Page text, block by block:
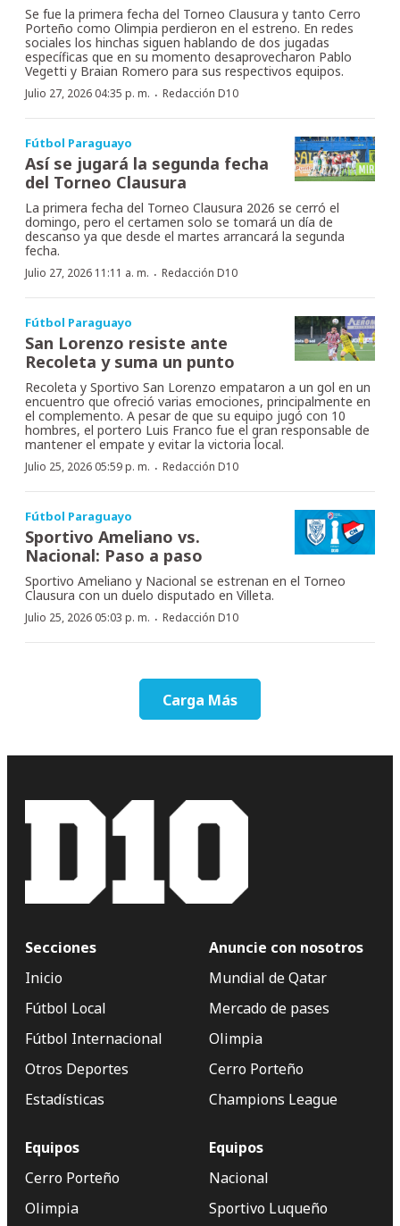
Se fue la primera fecha del Torneo Clausura y tanto Cerro
Porteño como Olimpia perdieron en el estreno. En redes
sociales los hinchas siguen hablando de dos jugadas
específicas que en su momento desaprovecharon Pablo
Vegetti y Braian Romero para sus respectivos equipos.
Julio 27, 2026 04:35 p. m. · Redacción D10
Fútbol Paraguayo
Así se jugará la segunda fecha
del Torneo Clausura
La primera fecha del Torneo Clausura 2026 se cerró el
domingo, pero el certamen solo se tomará un día de
descanso ya que desde el martes arrancará la segunda
fecha.
Julio 27, 2026 11:11 a. m. · Redacción D10
Fútbol Paraguayo
San Lorenzo resiste ante
Recoleta y suma un punto
Recoleta y Sportivo San Lorenzo empataron a un gol en un
encuentro que ofreció varias emociones, principalmente en
el complemento. A pesar de que su equipo jugó con 10
hombres, el portero Luis Franco fue el gran responsable de
mantener el empate y evitar la victoria local.
Julio 25, 2026 05:59 p. m. · Redacción D10
Fútbol Paraguayo
Sportivo Ameliano vs.
Nacional: Paso a paso
Sportivo Ameliano y Nacional se estrenan en el Torneo
Clausura con un duelo disputado en Villeta.
Julio 25, 2026 05:03 p. m. · Redacción D10
Carga Más
Secciones
Inicio
Fútbol Local
Fútbol Internacional
Otros Deportes
Estadísticas
Anuncie con nosotros
Mundial de Qatar
Mercado de pases
Olimpia
Cerro Porteño
Champions League
Equipos
Cerro Porteño
Olimpia
Equipos
Nacional
Sportivo Luqueño